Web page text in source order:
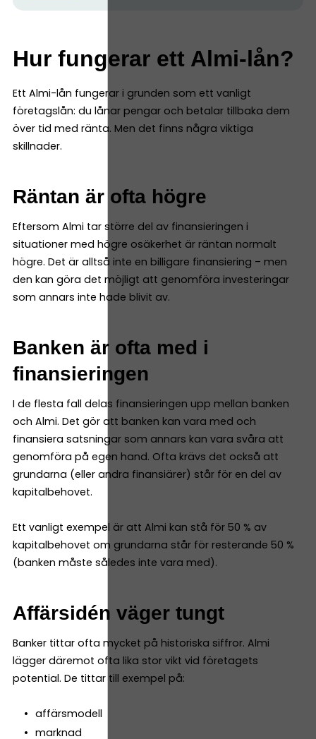
Hur fungerar ett Almi-lån?
Ett Almi-lån fungerar i grunden som ett vanligt
företagslån: du lånar pengar och betalar tillbaka dem
över tid med ränta. Men det finns några viktiga
skillnader.
Räntan är ofta högre
Eftersom Almi tar större del av finansieringen i
situationer med högre osäkerhet är räntan normalt
högre. Det är alltså inte en billigare finansiering – men
den kan göra det möjligt att genomföra investeringar
som annars inte hade blivit av.
Banken är ofta med i
finansieringen
I de flesta fall delas finansieringen upp mellan banken
och Almi. Det gör att banken kan vara med och
finansiera satsningar som annars kan vara svåra att
genomföra på egen hand. Ofta krävs det också att
grundarna (eller andra finansiärer) står för en del av
kapitalbehovet.
Ett vanligt exempel är att Almi kan stå för 50 % av
kapitalbehovet om grundarna står för resterande 50 %
(banken måste således inte vara med).
Affärsidén väger tungt
Banker tittar ofta mycket på historiska siffror. Almi
lägger däremot ofta lika stor vikt vid företagets
potential. De tittar till exempel på:
affärsmodell
marknad